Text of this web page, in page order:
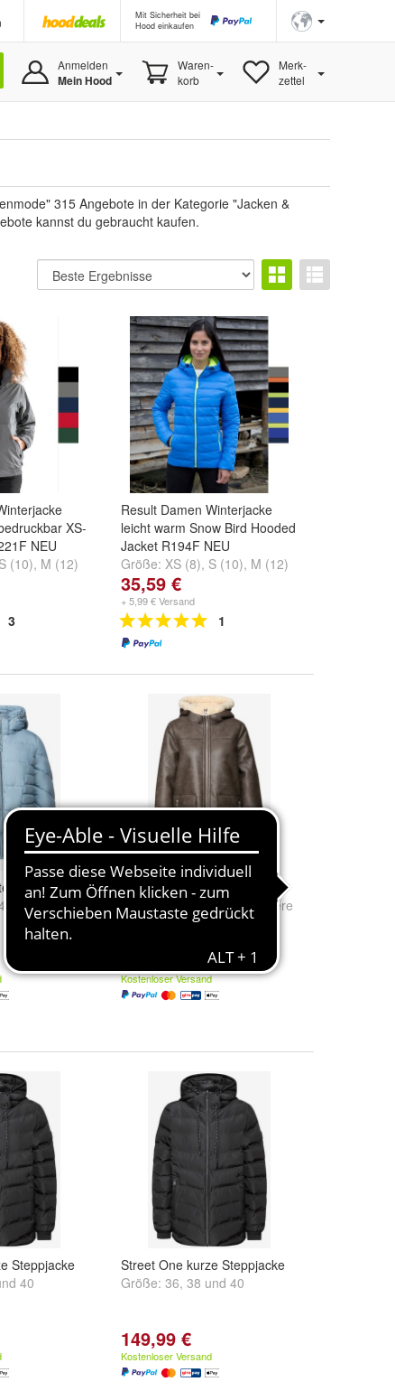
Mit Sicherheit bei
Hood einkaufen
Anmelden
Mein Hood
Waren-
korb
Merk-
zettel
315 Angebote in der Kategorie "Jacken &
kannst du gebraucht kaufen.
XS-
NEU
S (10), M (12)
3
Result Damen Winterjacke
leicht warm Snow Bird Hooded
Jacket R194F NEU
Größe: XS (8), S (10), M (12)
und weitere ...
35,59 €
+ 5,99 € Versand
1
und
weitere
Street One Leder-Look Jacke
Größe:
34 38 und weitere
...
Kostenloser Versand
Steppjacke
40
Street One kurze Steppjacke
Größe: 36, 38 und 40
149,99 €
Kostenloser Versand